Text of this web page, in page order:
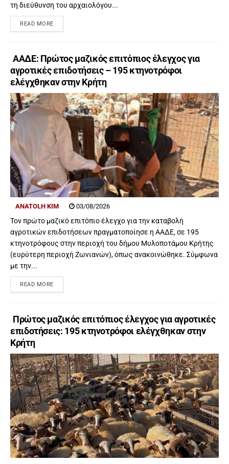
τη διεύθυνση του αρχαιολόγου...
READ MORE
ΑΑΔΕ: Πρώτος μαζικός επιτόπιος έλεγχος για
αγροτικές επιδοτήσεις – 195 κτηνοτρόφοι
ελέγχθηκαν στην Κρήτη
ANATOLH KIM 03/08/2026
Τον πρώτο μαζικό επιτόπιο έλεγχο για την καταβολή
αγροτικών επιδοτήσεων πραγματοποίησε η ΑΑΔΕ, σε 195
κτηνοτρόφους στην περιοχή του δήμου Μυλοποτάμου Κρήτης
(ευρύτερη περιοχή Ζωνιανών), όπως ανακοινώθηκε. Σύμφωνα
με την...
READ MORE
Πρώτος μαζικός επιτόπιος έλεγχος για αγροτικές
επιδοτήσεις: 195 κτηνοτρόφοι ελέγχθηκαν στην
Κρήτη